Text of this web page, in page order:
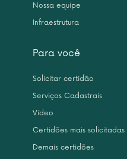
Nossa equipe
Infraestrutura
Para você
Solicitar certidão
Serviços Cadastrais
Vídeo
Certidões mais solicitadas
Demais certidões